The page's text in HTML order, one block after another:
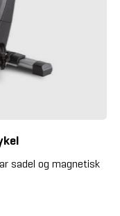
sadel og magnetisk